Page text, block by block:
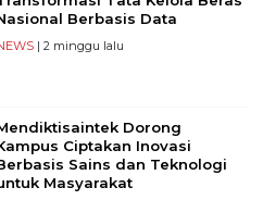
Berbasis Data
| 2 minggu lalu
Dorong
Ciptakan Inovasi
Sains dan Teknologi
Masyarakat